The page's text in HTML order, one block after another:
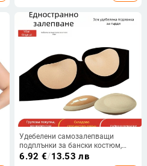
Удебелени самозалепващи
подплънки за бански костюм,
силиконови вложки за чаши,
6.92 €/13.53 лв